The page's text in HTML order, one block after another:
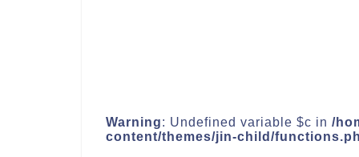
Warning: Undefined variable $c in /
content/themes/jin-child/